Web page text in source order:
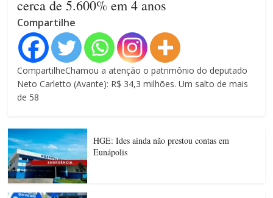
cerca de 5.600% em 4 anos
Compartilhe
CompartilheChamou a atenção o patrimônio do deputado
Neto Carletto (Avante): R$ 34,3 milhões. Um salto de mais
de 58
HGE: Ides ainda não prestou contas em
Eunápolis